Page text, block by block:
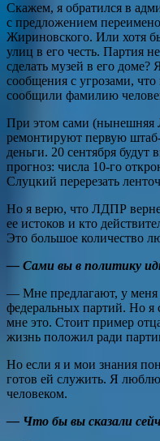
Скажем, я обратился в
с предложением
Жириновского. Или хотя
улиц в его честь. Партия
сделать музей в его
сообщения с угрозами,
сообщили фамилию
При этом сами (нынешняя
ремонтируют первую
деньги. 20 сентября
прогноз: числа 10-го
Слуцкий перерезать
Но я верю, что ЛДПР
ее истоков и кто
Это большое количество
— Сами вы в политику
— Мне предлагают, у меня
федеральных партий. Но я
мне это. Стоит пример
жизнь положил ради
Но если я и мои знания
готов ей служить. Я
человеком.
— Что бы вы сказали